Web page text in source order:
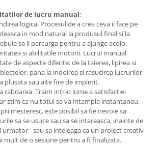
de lucru manual:
logica. Procesul de a crea ceva ii face pe
in mod natural la produsul final si la
sa ii parcurga pentru a ajunge acolo.
si abilitatile motorii. Lucrul manual
de aspecte diferite: de la taierea, lipirea si
pana la indoirea si rasucirea lucrurilor,
plusata sau alte fire de impletit.
rabdarea. Traim intr-o lume a satisfactiei
stim ca nu totul se va intampla instantaneu.
mesteresc, este posibil sa fie nevoie sa
sa se usuce sau sa se intareasca, inainte de
urmator - sau sa inteleaga ca un proiect creativ
mult de o sesiune pentru a fi finalizata.